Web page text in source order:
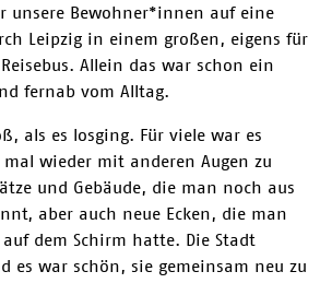
unsere Bewohner*innen auf eine
Leipzig in einem großen, eigens für
Allein das war schon ein
fernab vom Alltag.
als es losging. Für viele war es
wieder mit anderen Augen zu
und Gebäude, die man noch aus
aber auch neue Ecken, die man
dem Schirm hatte. Die Stadt
es war schön, sie gemeinsam neu zu